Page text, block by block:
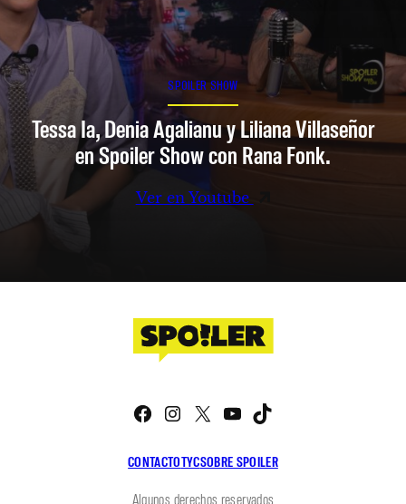
SPOILER SHOW
Tessa Ia, Denia Agalianu y Liliana Villaseñor
en Spoiler Show con Rana Fonk.
Ver en Youtube
CONTACTOTYCSOBRE SPOILER
Facebook
Instagram
X YouTube
Algunos derechos reservados